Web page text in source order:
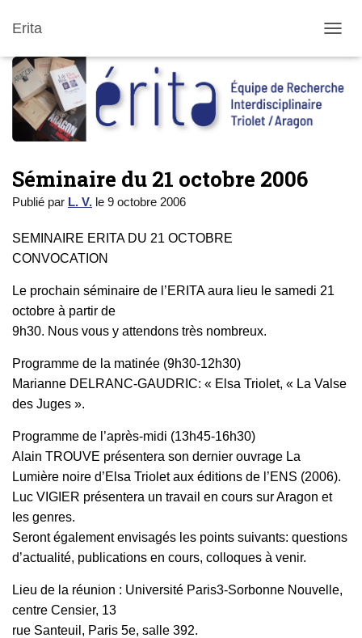
Erita
Séminaire du 21 octobre 2006
Publié par L. V. le 9 octobre 2006
SEMINAIRE ERITA DU 21 OCTOBRE
CONVOCATION
Le prochain séminaire de l’ERITA aura lieu le samedi 21
octobre à partir de
9h30. Nous vous y attendons très nombreux.
Programme de la matinée (9h30-12h30)
Marianne DELRANC-GAUDRIC: « Elsa Triolet, « La Valse
des Juges ».
Programme de l’après-midi (13h45-16h30)
Alain TROUVE présentera son dernier ouvrage La
Lumière noire d’Elsa Triolet aux éditions de l’ENS (2006).
Luc VIGIER présentera un travail en cours sur Aragon et
les genres.
Seront également envisagés les points suivants: questions
d’actualité, publications en cours, colloques à venir.
Lieu de la réunion : Université Paris3-Sorbonne Nouvelle,
centre Censier, 13
rue Santeuil, Paris 5e, salle 392.